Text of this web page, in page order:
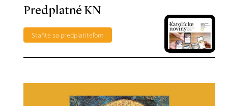
Predplatné KN
Staňte sa predplatiteľom